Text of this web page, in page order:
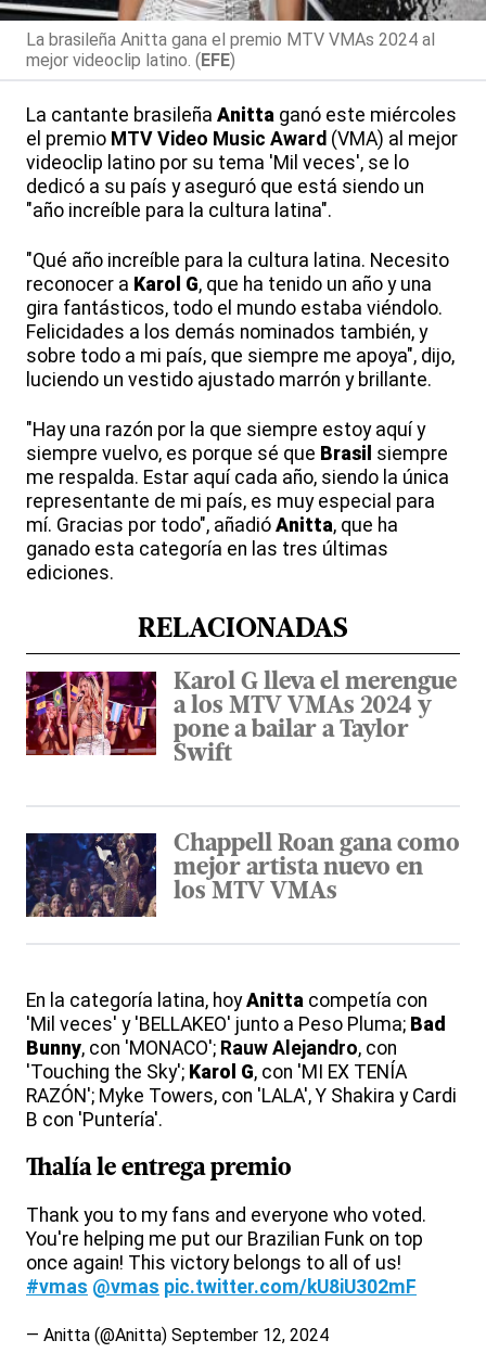
La brasileña Anitta gana el premio MTV VMAs 2024 al
mejor videoclip latino. (EFE)
La cantante brasileña Anitta ganó este miércoles
el premio MTV Video Music Award (VMA) al mejor
videoclip latino por su tema 'Mil veces', se lo
dedicó a su país y aseguró que está siendo un
"año increíble para la cultura latina".
"Qué año increíble para la cultura latina. Necesito
reconocer a Karol G, que ha tenido un año y una
gira fantásticos, todo el mundo estaba viéndolo.
Felicidades a los demás nominados también, y
sobre todo a mi país, que siempre me apoya", dijo,
luciendo un vestido ajustado marrón y brillante.
"Hay una razón por la que siempre estoy aquí y
siempre vuelvo, es porque sé que Brasil siempre
me respalda. Estar aquí cada año, siendo la única
representante de mi país, es muy especial para
mí. Gracias por todo", añadió Anitta, que ha
ganado esta categoría en las tres últimas
ediciones.
RELACIONADAS
Karol G lleva el merengue
a los MTV VMAs 2024 y
pone a bailar a Taylor
Swift
Chappell Roan gana como
mejor artista nuevo en
los MTV VMAs
En la categoría latina, hoyAnitta competía con
'Mil veces' y 'BELLAKEO' junto a Peso Pluma; Bad
Bunny, con 'MONACO'; Rauw Alejandro, con
'Touching the Sky'; Karol G, con 'MI EX TENÍA
RAZÓN'; Myke Towers, con 'LALA', Y Shakira y Cardi
B con 'Puntería'.
Thalíale entrega premio
Thank you to my fans and everyone who voted.
You're helping me put our Brazilian Funk on top
once again! This victory belongs to all of us!
#vmas @vmas pic.twitter.com/kU8iU302mF
— Anitta (@Anitta) September 12, 2024